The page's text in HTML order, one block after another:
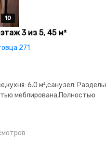
10
10
10
10
10
3 из 5, 45 м²
271
6.0 м²,санузел:
меблирована,Полностью